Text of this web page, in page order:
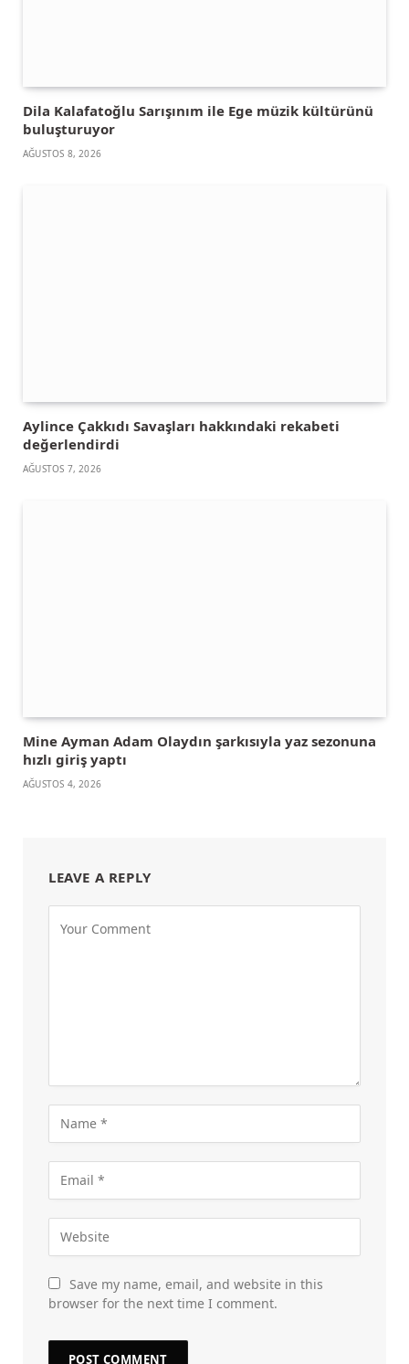
Dila Kalafatoğlu Sarışınım ile Ege müzik kültürünü
buluşturuyor
AĞUSTOS 8, 2026
Aylince Çakkıdı Savaşları hakkındaki rekabeti
değerlendirdi
AĞUSTOS 7, 2026
Mine Ayman Adam Olaydın şarkısıyla yaz sezonuna
hızlı giriş yaptı
AĞUSTOS 4, 2026
LEAVE A REPLY
Save my name, email, and website in this
browser for the next time I comment.